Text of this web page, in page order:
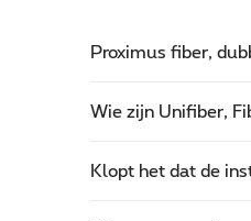
Proximus fiber,
Wie zijn Unifiber,
Klopt het dat de